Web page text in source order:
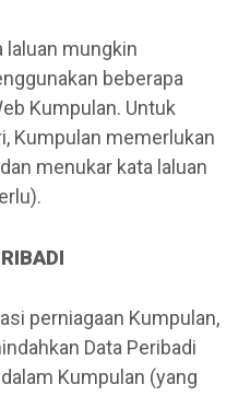
laluan mungkin
beberapa
Kumpulan. Untuk
Kumpulan memerlukan
menukar kata laluan
perniagaan Kumpulan,
Data Peribadi
Kumpulan (yang